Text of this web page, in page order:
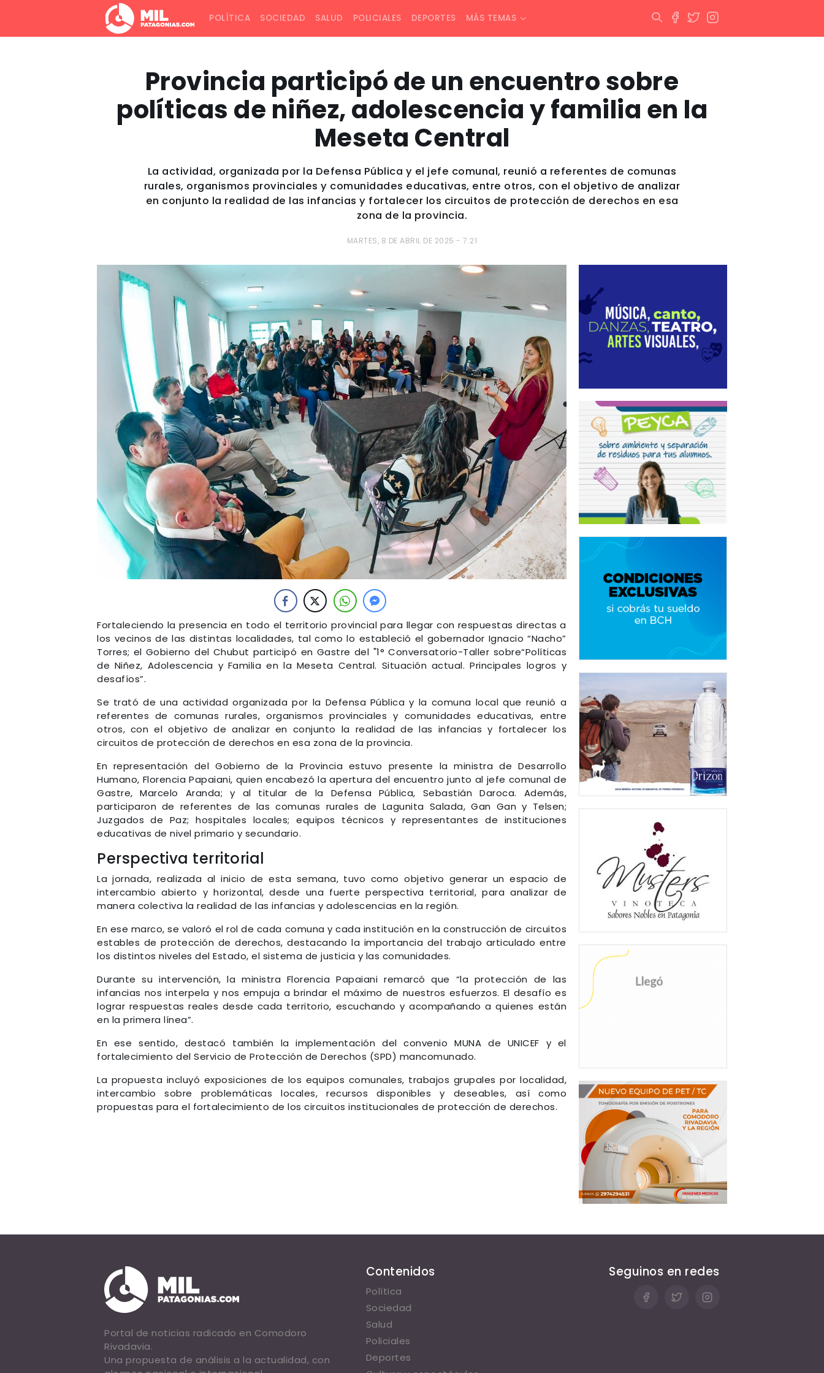
POLÍTICA SOCIEDAD SALUD POLICIALES DEPORTES MÁS TEMAS
Provincia participó de un encuentro sobre
políticas de niñez, adolescencia y familia en la
Meseta Central
La actividad, organizada por la Defensa Pública y el jefe comunal, reunió a referentes de comunas
rurales, organismos provinciales y comunidades educativas, entre otros, con el objetivo de analizar
en conjunto la realidad de las infancias y fortalecer los circuitos de protección de derechos en esa
zona de la provincia.
MARTES, 8 DE ABRIL DE 2025 - 7:21
Fortaleciendo la presencia en todo el territorio provincial para llegar con respuestas directas a
los vecinos de las distintas localidades, tal como lo estableció el gobernador Ignacio “Nacho”
Torres; el Gobierno del Chubut participó en Gastre del "1° Conversatorio-Taller sobre“Políticas
de Niñez, Adolescencia y Familia en la Meseta Central. Situación actual. Principales logros y
desafíos”.
Se trató de una actividad organizada por la Defensa Pública y la comuna local que reunió a
referentes de comunas rurales, organismos provinciales y comunidades educativas, entre
otros, con el objetivo de analizar en conjunto la realidad de las infancias y fortalecer los
circuitos de protección de derechos en esa zona de la provincia.
En representación del Gobierno de la Provincia estuvo presente la ministra de Desarrollo
Humano, Florencia Papaiani, quien encabezó la apertura del encuentro junto al jefe comunal de
Gastre, Marcelo Aranda; y al titular de la Defensa Pública, Sebastián Daroca. Además,
participaron de referentes de las comunas rurales de Lagunita Salada, Gan Gan y Telsen;
Juzgados de Paz; hospitales locales; equipos técnicos y representantes de instituciones
educativas de nivel primario y secundario.
Perspectiva territorial
La jornada, realizada al inicio de esta semana, tuvo como objetivo generar un espacio de
intercambio abierto y horizontal, desde una fuerte perspectiva territorial, para analizar de
manera colectiva la realidad de las infancias y adolescencias en la región.
En ese marco, se valoró el rol de cada comuna y cada institución en la construcción de circuitos
estables de protección de derechos, destacando la importancia del trabajo articulado entre
los distintos niveles del Estado, el sistema de justicia y las comunidades.
Durante su intervención, la ministra Florencia Papaiani remarcó que “la protección de las
infancias nos interpela y nos empuja a brindar el máximo de nuestros esfuerzos. El desafío es
lograr respuestas reales desde cada territorio, escuchando y acompañando a quienes están
en la primera línea”.
En ese sentido, destacó también la implementación del convenio MUNA de UNICEF y el
fortalecimiento del Servicio de Protección de Derechos (SPD) mancomunado.
La propuesta incluyó exposiciones de los equipos comunales, trabajos grupales por localidad,
intercambio sobre problemáticas locales, recursos disponibles y deseables, así como
propuestas para el fortalecimiento de los circuitos institucionales de protección de derechos.
Portal de noticias radicado en Comodoro
Rivadavia.
Una propuesta de análisis a la actualidad, con
Contenidos
Política
Sociedad
Salud
Policiales
Deportes
Seguinos en redes